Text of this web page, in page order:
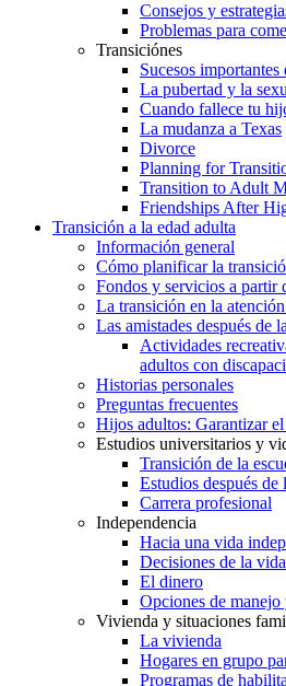
Consejos y
Problemas para
Transiciónes
Sucesos importantes
La pubertad y la
Cuando fallece tu
La mudanza a Texas
Divorce
Planning for
Transition to Adult
Friendships After
Transición a la edad adulta
Información general
Cómo planificar la
Fondos y servicios a partir
La transición en la
Las amistades después de
Actividades
adultos con
Historias personales
Preguntas frecuentes
Hijos adultos: Garantizar
Estudios universitarios y
Transición de la
Estudios después de
Carrera profesional
Independencia
Hacia una vida
Decisiones de la
El dinero
Opciones de manejo
Vivienda y situaciones
La vivienda
Hogares en grupo
Programas de